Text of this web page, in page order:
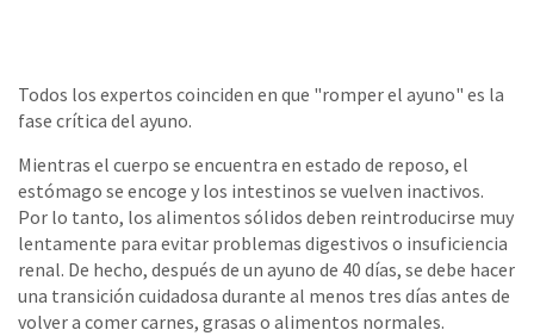
Todos los expertos coinciden en que "romper el ayuno" es la
fase crítica del ayuno.
Mientras el cuerpo se encuentra en estado de reposo, el
estómago se encoge y los intestinos se vuelven inactivos.
Por lo tanto, los alimentos sólidos deben reintroducirse muy
lentamente para evitar problemas digestivos o insuficiencia
renal. De hecho, después de un ayuno de 40 días, se debe hacer
una transición cuidadosa durante al menos tres días antes de
volver a comer carnes, grasas o alimentos normales.